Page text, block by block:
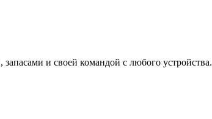
и своей командой с любого устройства.